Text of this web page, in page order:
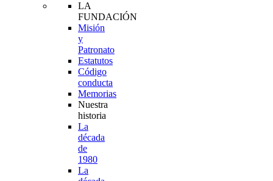
LA
FUNDACIÓN
Misión
y
Patronato
Estatutos
Código
conducta
Memorias
Nuestra
historia
La
década
de
1980
La